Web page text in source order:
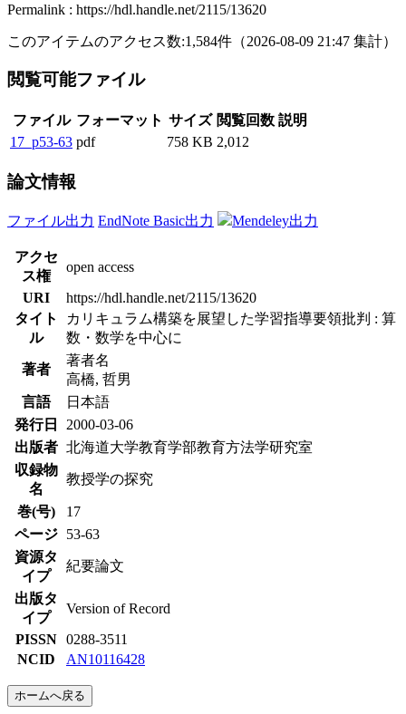
Permalink : https://hdl.handle.net/2115/13620
このアイテムのアクセス数:1,584件 （2026-08-09 21:47 集計）
閲覧可能ファイル
ファイル フォーマット サイズ 閲覧回数 説明
17_p53-63 pdf 758 KB 2,012
論文情報
ファイル出力 EndNote Basic出力 Mendeley出力
アクセ
ス権
open access
URI
https://hdl.handle.net/2115/13620
タイト
ル
カリキュラム構築を展望した学習指導要領批判 : 算
数・数学を中心に
著者
著者名
高橋, 哲男
言語
日本語
発行日
2000-03-06
出版者 北海道大学教育学部教育方法学研究室
収録物
名
教授学の探究
巻(号)
17
ページ 53-63
資源タ
イプ
紀要論文
出版タ
イプ
Version of Record
PISSN 0288-3511
NCID
AN10116428
ホームへ戻る